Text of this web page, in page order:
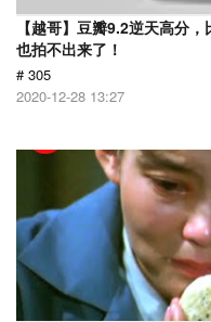
【越哥】豆瓣9.2逆天高分
也拍不出来了！
# 305
2020-12-28 13:27